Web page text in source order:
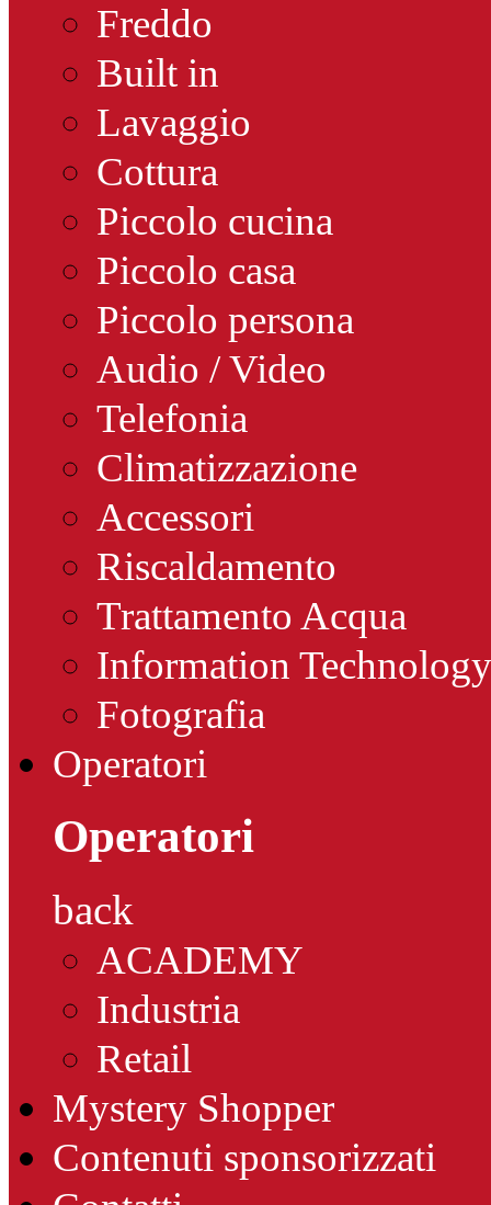
Freddo
Built in
Lavaggio
Cottura
Piccolo cucina
Piccolo casa
Piccolo persona
Audio / Video
Telefonia
Climatizzazione
Accessori
Riscaldamento
Trattamento Acqua
Information Technology
Fotografia
Operatori
Operatori
back
ACADEMY
Industria
Retail
Mystery Shopper
Contenuti sponsorizzati